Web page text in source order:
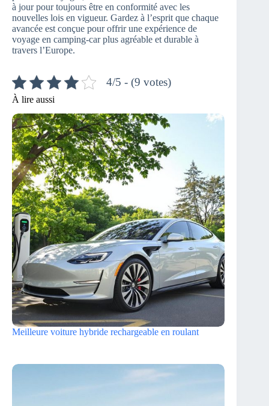
à jour pour toujours être en conformité avec les
nouvelles lois en vigueur. Gardez à l’esprit que chaque
avancée est conçue pour offrir une expérience de
voyage en camping-car plus agréable et durable à
travers l’Europe.
4/5 - (9 votes)
À lire aussi
Meilleure voiture hybride rechargeable en roulant